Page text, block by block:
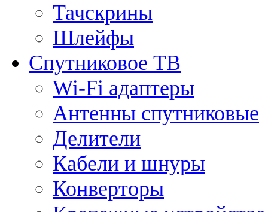
Тачскрины
Шлейфы
Спутниковое ТВ
Wi-Fi адаптеры
Антенны спутниковые
Делители
Кабели и шнуры
Конверторы